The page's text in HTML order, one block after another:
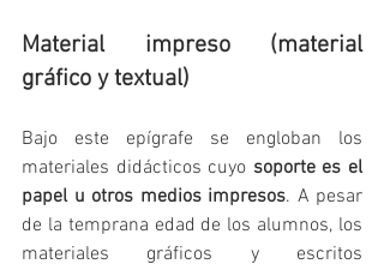
Material impreso (material
gráfico y textual)
Bajo este epígrafe se engloban los
materiales didácticos cuyo soporte es el
papel u otros medios impresos. A pesar
de la temprana edad de los alumnos, los
materiales gráficos y escritos